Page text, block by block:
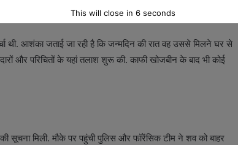
थी. आशंका जताई जा रही है कि जन्मदिन की रात वह उससे मिलने घर से
और परिचितों के यहां तलाश शुरू की. काफी खोजबीन के बाद भी कोई
मिली. मौके पर पहुंची पुलिस और फॉरेंसिक टीम ने शव को बाहर
This will close in5 seconds